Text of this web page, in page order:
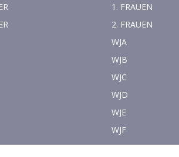
1. FRAUEN
2. FRAUEN
WJA
WJB
WJC
WJD
WJE
WJF